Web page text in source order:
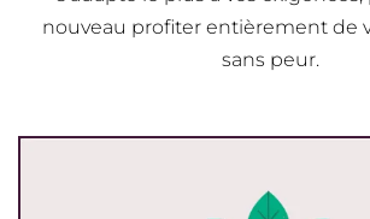
nouveau profiter entièrement de
sans peur.